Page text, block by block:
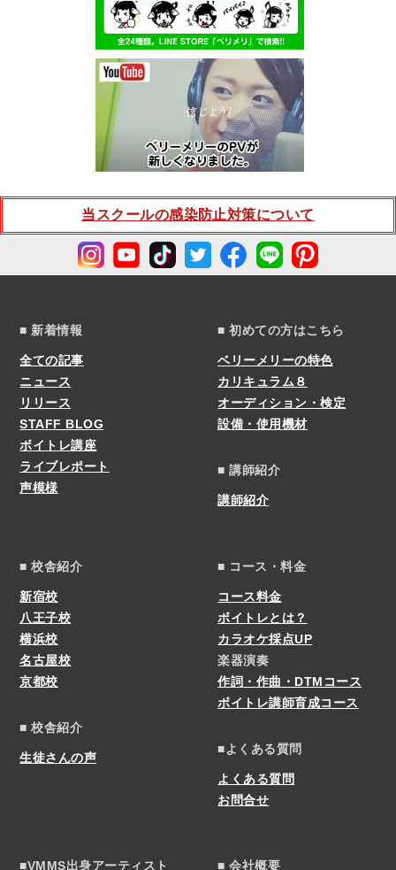
当スクールの感染防止対策について
■ 新着情報
全ての記事
ニュース
リリース
STAFF BLOG
ボイトレ講座
ライブレポート
声模様
■ 初めての方はこちら
ベリーメリーの特色
カリキュラム８
オーディション・検定
設備・使用機材
■ 講師紹介
講師紹介
■ 校舎紹介
新宿校
八王子校
横浜校
名古屋校
京都校
■ 校舎紹介
生徒さんの声
■ コース・料金
コース料金
ボイトレとは？
カラオケ採点UP
楽器演奏
作詞・作曲・DTMコース
ボイトレ講師育成コース
■よくある質問
よくある質問
お問合せ
■VMMS出身アーティスト ■ 会社概要